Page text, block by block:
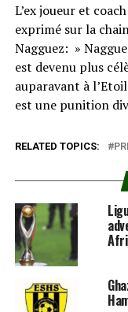
L’ex joueur et
exprimé sur la
Nagguez: »
est devenu plus
auparavant à
est une punition
RELATED TOPICS: